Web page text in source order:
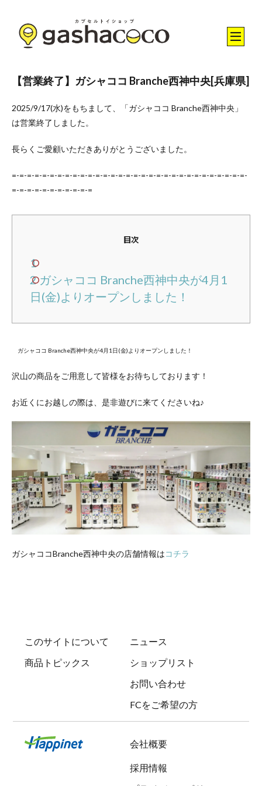
【営業終了】ガシャココ Branche西神中央[兵庫県]
2025/9/17(水)をもちまして、「ガシャココ Branche西神中央」
は営業終了しました。
長らくご愛顧いただきありがとうございました。
=-=-=-=-=-=-=-=-=-=-=-=-=-=-=-=-=-=-=-=-=-=-=-=-=-=-=-=-=-=-=-
=-=-=-=-=-=-=-=-=-=-=
目次
1
2ガシャココ Branche西神中央が4月1
日(金)よりオープンしました！
ガシャココ Branche西神中央が4月1日(金)よりオープンしました！
沢山の商品をご用意して皆様をお待ちしております！
お近くにお越しの際は、是非遊びに来てくださいね♪
ガシャココBranche西神中央の店舗情報はコチラ
このサイトについて
ニュース
商品トピックス
ショップリスト
お問い合わせ
FCをご希望の方
会社概要
採用情報